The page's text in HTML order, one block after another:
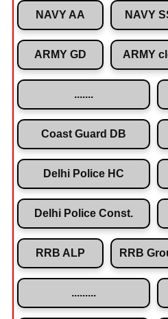
NAVY AA NAVY
ARMY GD ARMY
Coast Guard DB
Delhi Police HC
Delhi Police Const.
RRB ALP RRB